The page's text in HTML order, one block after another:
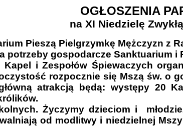
OGŁOSZENIA
na XI Niedzielę
Pieszą Pielgrzymkę Mężczyzn z
potrzeby gospodarcze Sanktuarium i
i Zespołów Śpiewaczych
rozpocznie się Mszą św. o
atrakcją będą: występy 20
Życzymy dzieciom i
od modlitwy i niedzielnej